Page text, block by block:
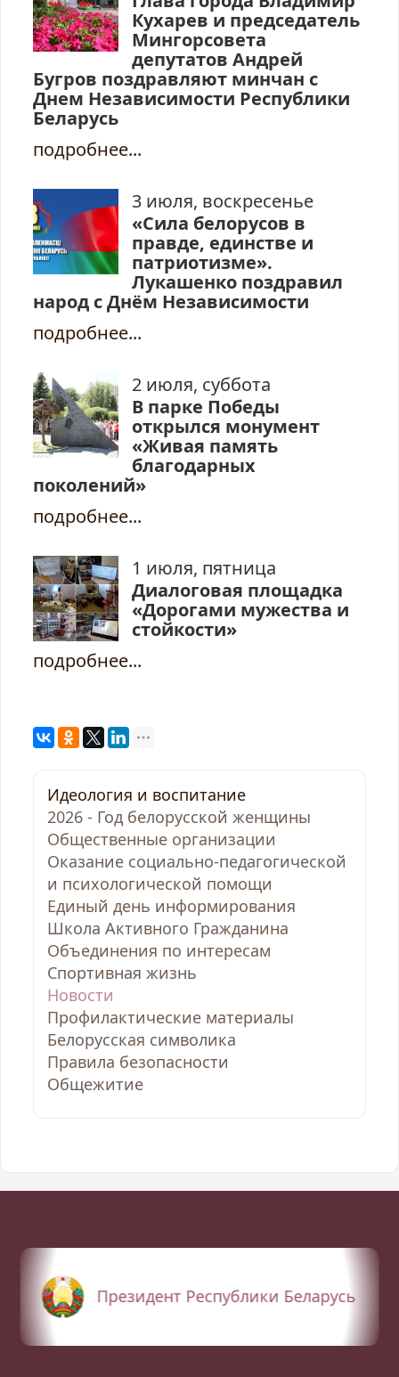
Кухарев и председатель
Мингорсовета
депутатов Андрей
Бугров поздравляют минчан с
Днем Независимости Республики
Беларусь
подробнее...
3 июля, воскресенье
«Сила белорусов в
правде, единстве и
патриотизме».
Лукашенко поздравил
народ с Днём Независимости
подробнее...
2 июля, суббота
В парке Победы
открылся монумент
«Живая память
благодарных
поколений»
подробнее...
1 июля, пятница
Диалоговая площадка
«Дорогами мужества и
стойкости»
подробнее...
Идеология и воспитание
2026 - Год белорусской женщины
Общественные организации
Оказание социально-педагогической
и психологической помощи
Единый день информирования
Школа Активного Гражданина
Объединения по интересам
Спортивная жизнь
Новости
Профилактические материалы
Белорусская символика
Правила безопасности
Общежитие
Президент Республики Беларусь